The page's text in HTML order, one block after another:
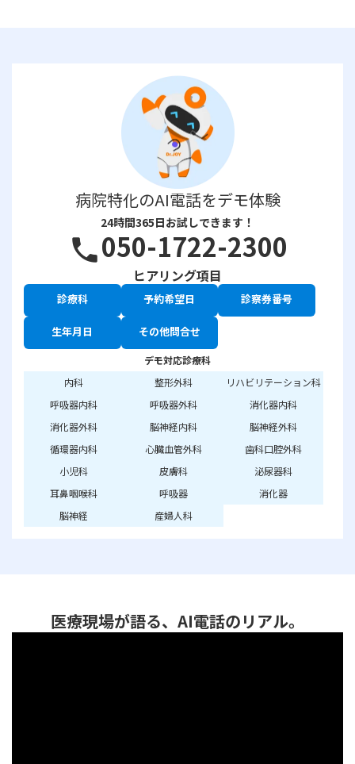
病院特化のAI電話をデモ体験
24時間365日お試しできます！
phone050-1722-2300
ヒアリング項目
診療科 予約希望日 診察券番号
生年月日 その他問合せ
デモ対応診療科
内科
整形外科
リハビリテーション科
呼吸器内科
呼吸器外科
消化器内科
消化器外科
脳神経内科
脳神経外科
循環器内科
心臓血管外科
歯科口腔外科
小児科
皮膚科
泌尿器科
耳鼻咽喉科
呼吸器
消化器
脳神経
産婦人科
医療現場が語る、AI電話のリアル。